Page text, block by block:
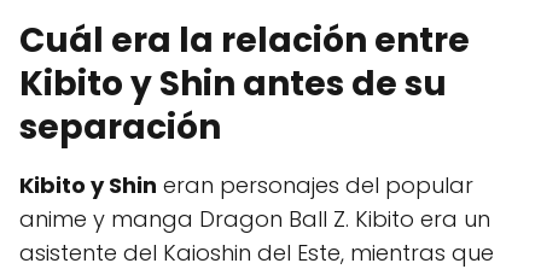
Cuál era la relación entre
Kibito y Shin antes de su
separación
Kibito y Shin eran personajes del popular
anime y manga Dragon Ball Z. Kibito era un
asistente del Kaioshin del Este, mientras que